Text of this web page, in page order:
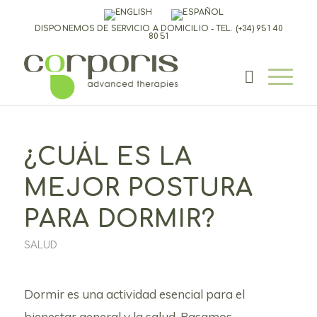
DISPONEMOS DE SERVICIO A DOMICILIO - TEL. (+34) 951 40
80 51
¿CUÁL ES LA
MEJOR POSTURA
PARA DORMIR?
SALUD
Dormir es una actividad esencial para el